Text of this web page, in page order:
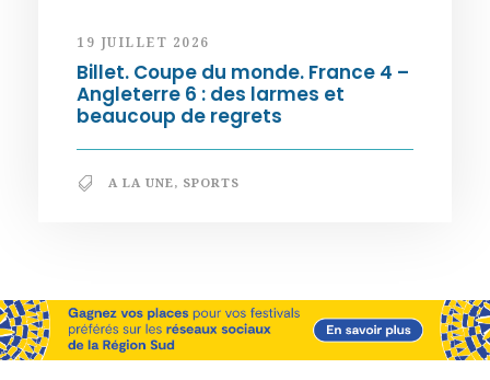
19 JUILLET 2026
Billet. Coupe du monde. France 4 –
Angleterre 6 : des larmes et
beaucoup de regrets
A LA UNE, SPORTS